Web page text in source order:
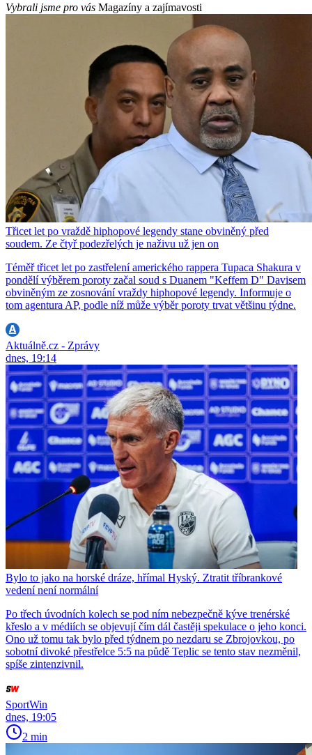
Vybrali jsme pro vás Magazíny a zajímavosti
Třicet let po vraždě hiphopové legendy stane obviněný před
soudem. Ze čtyř podezřelých je naživu už jen on
Téměř třicet let po zastřelení amerického rappera Tupaca Shakura v
pondělí výběrem poroty začal soud s Duanem "Keffem D" Davisem
obviněným ze zosnování vraždy hiphopové legendy. Informuje o
tom agentura AP, podle níž může výběr poroty trvat většinu týdne.
Aktuálně.cz - Zprávy
dnes, 19:14
Bylo to jako na horské dráze, hřímal Hyský. Ztratit tříbrankové
vedení není normální
Po třech úvodních kolech se pod ním nebezpečně kýve trenérské
křeslo a v médiích se objevují čím dál častěji spekulace o jeho konci.
Ono už tomu tak bylo před týdnem po nezdaru se Zbrojovkou, po
sobotní divoké přestřelce 5:5 na půdě Teplic se tento stav nezměnil,
spíše zintenzivnil.
SportWin
dnes, 19:05
2 min